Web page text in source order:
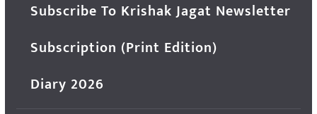
Subscribe To Krishak Jagat Newsletter
Subscription (Print Edition)
Diary 2026